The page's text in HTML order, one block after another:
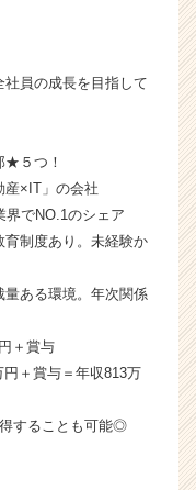
員の成長を目指して
★５つ！
×IT」の会社
でNO.1のシェア
制度あり。未経験か
ある環境。年次関係
＋賞与
与＝年収813万
することも可能◎